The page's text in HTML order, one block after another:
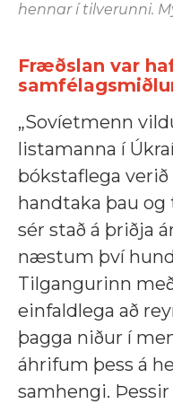
hennar í tilverunni.
Fræðslan var
„Sovíetmenn
listamanna í
bókstaflega
handtaka þau
sér stað á þriðja
næstum því
Tilgangurinn
einfaldlega að
þagga niður í
áhrifum þess á
samhengi.